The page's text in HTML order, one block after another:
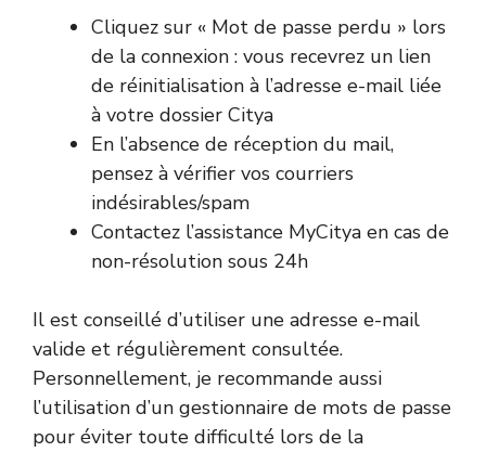
Cliquez sur « Mot de passe perdu » lors
de la connexion : vous recevrez un lien
de réinitialisation à l’adresse e-mail liée
à votre dossier Citya
En l’absence de réception du mail,
pensez à vérifier vos courriers
indésirables/spam
Contactez l’assistance MyCitya en cas de
non-résolution sous 24h
Il est conseillé d’utiliser une adresse e-mail
valide et régulièrement consultée.
Personnellement, je recommande aussi
l’utilisation d’un gestionnaire de mots de passe
pour éviter toute difficulté lors de la